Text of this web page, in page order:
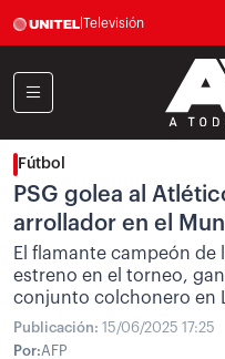
Televisión
Fútbol
PSG golea al
arrollador en el
El flamante campeón de
estreno en el torneo,
conjunto colchonero en
Publicación: 15/06/2025 17:25
Por:AFP